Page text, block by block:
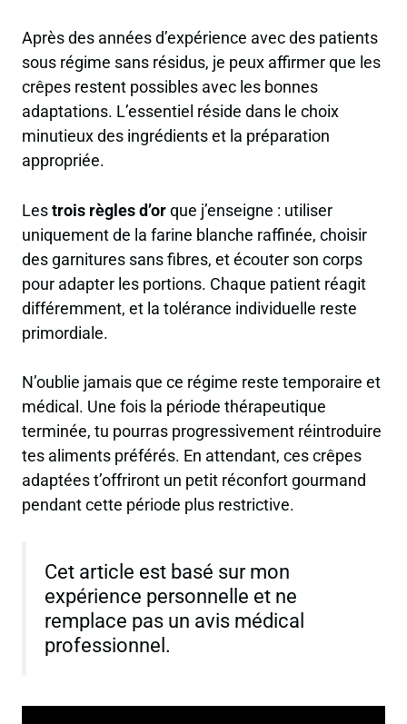
Après des années d’expérience avec des patients
sous régime sans résidus, je peux affirmer que les
crêpes restent possibles avec les bonnes
adaptations. L’essentiel réside dans le choix
minutieux des ingrédients et la préparation
appropriée.
Lestrois règles d’orque j’enseigne : utiliser
uniquement de la farine blanche raffinée, choisir
des garnitures sans fibres, et écouter son corps
pour adapter les portions. Chaque patient réagit
différemment, et la tolérance individuelle reste
primordiale.
N’oublie jamais que ce régime reste temporaire et
médical. Une fois la période thérapeutique
terminée, tu pourras progressivement réintroduire
tes aliments préférés. En attendant, ces crêpes
adaptées t’offriront un petit réconfort gourmand
pendant cette période plus restrictive.
Cet article est basé sur mon
expérience personnelle et ne
remplace pas un avis médical
professionnel.